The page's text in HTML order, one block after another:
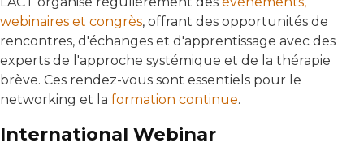
webinaires et congrès, offrant des opportunités de
rencontres, d'échanges et d'apprentissage avec des
experts de l'approche systémique et de la thérapie
brève. Ces rendez-vous sont essentiels pour le
networking et la formation continue.
International Webinar